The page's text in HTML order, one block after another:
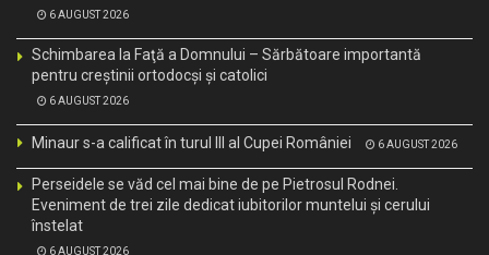
6 AUGUST 2026
Schimbarea la Faţă a Domnului – Sărbătoare importantă
pentru creştinii ortodocşi şi catolici
6 AUGUST 2026
Minaur s-a calificat în turul III al Cupei României 6 AUGUST 2026
Perseidele se văd cel mai bine de pe Pietrosul Rodnei.
Eveniment de trei zile dedicat iubitorilor muntelui și cerului
înstelat
6 AUGUST 2026